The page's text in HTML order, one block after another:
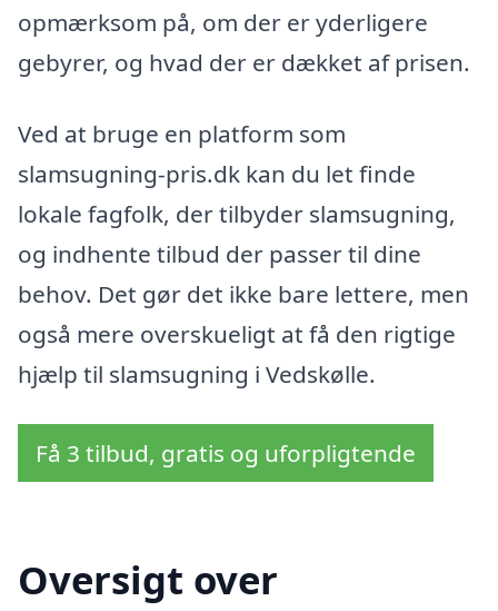
opmærksom på, om der er yderligere
gebyrer, og hvad der er dækket af prisen.
Ved at bruge en platform som
slamsugning-pris.dk kan du let finde
lokale fagfolk, der tilbyder slamsugning,
og indhente tilbud der passer til dine
behov. Det gør det ikke bare lettere, men
også mere overskueligt at få den rigtige
hjælp til slamsugning i Vedskølle.
Få 3 tilbud, gratis og uforpligtende
Oversigt over